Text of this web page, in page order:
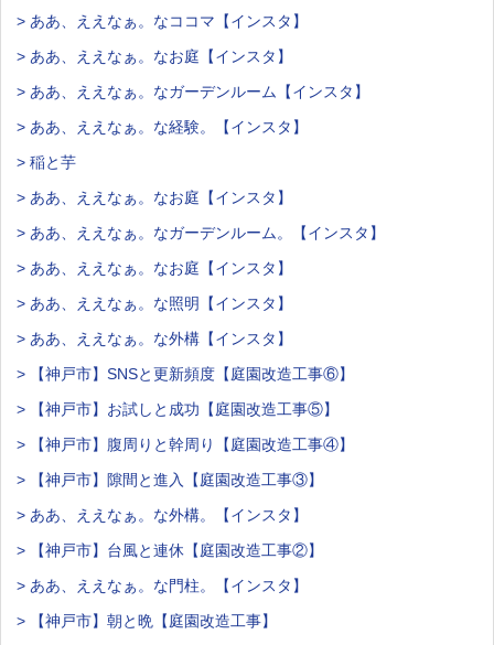
> ああ、ええなぁ。なココマ【インスタ】
> ああ、ええなぁ。なお庭【インスタ】
> ああ、ええなぁ。なガーデンルーム【インスタ】
> ああ、ええなぁ。な経験。【インスタ】
> 稲と芋
> ああ、ええなぁ。なお庭【インスタ】
> ああ、ええなぁ。なガーデンルーム。【インスタ】
> ああ、ええなぁ。なお庭【インスタ】
> ああ、ええなぁ。な照明【インスタ】
> ああ、ええなぁ。な外構【インスタ】
> 【神戸市】SNSと更新頻度【庭園改造工事⑥】
> 【神戸市】お試しと成功【庭園改造工事⑤】
> 【神戸市】腹周りと幹周り【庭園改造工事④】
> 【神戸市】隙間と進入【庭園改造工事③】
> ああ、ええなぁ。な外構。【インスタ】
> 【神戸市】台風と連休【庭園改造工事②】
> ああ、ええなぁ。な門柱。【インスタ】
> 【神戸市】朝と晩【庭園改造工事】